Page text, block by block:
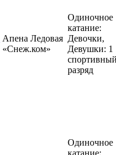
Апена Ледовая
«Снеж.ком»
Одиночное
катание:
Девочки,
Девушки: 1
разряд
Одиночное
катание: